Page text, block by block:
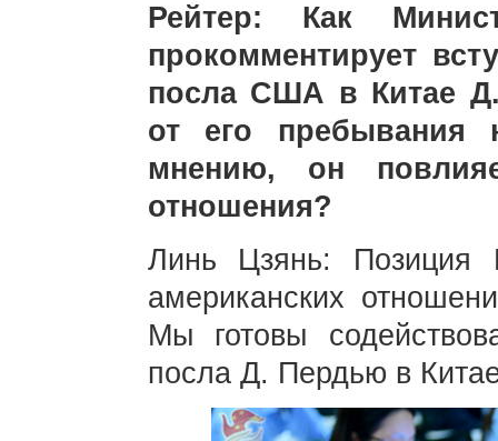
Рейтер: Как
прокомментирует
посла США в Китае
от его пребывания
мнению, он
отношения?
Линь Цзянь: Позиция
американских
Мы готовы
посла Д. Пердью в